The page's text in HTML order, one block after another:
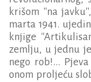
krišom ''na
marta 1941.
knjige
zemlju, u jednu
nego rob!...
onom proljeću